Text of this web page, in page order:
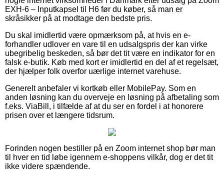
EXH-6 – Inputkapsel til H6 før du køber, så man er
skråsikker på at modtage den bedste pris.
Du skal imidlertid være opmærksom på, at hvis en e-
forhandler udlover en vare til en udsalgspris der kan virke
ubegribelig beskeden, så bør det tit være en indikator for en
falsk e-butik. Køb med kort er imidlertid en del af et regelsæt,
der hjælper folk overfor uærlige internet varehuse.
Generelt anbefaler vi kortkøb eller MobilePay. Som en
anden løsning kan du overveje en løsning på afbetaling som
f.eks. ViaBill, i tilfælde af at du ser en fordel i at honorere
prisen over et længere tidsrum.
Forinden nogen bestiller på en Zoom internet shop bør man
til hver en tid løbe igennem e-shoppens vilkår, dog er det tit
ikke videre spændende.